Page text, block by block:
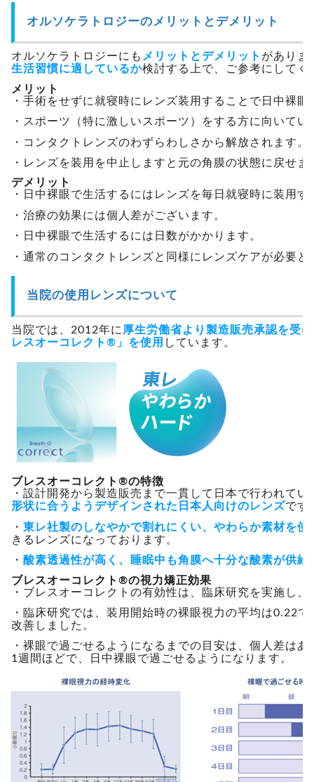
オルソケラトロジーのメリットとデメリット
オルソケラトロジーにも メリットとデメリット がありま
生活習慣に適しているか検討する上で、ご参考にしてく
メリット
・手術をせずに就寝時にレンズ装用することで日中裸
・スポーツ（特に激しいスポーツ）をする方に向いてい
・コンタクトレンズのわずらわしさから解放されます。
・レンズを装用を中止しますと元の角膜の状態に戻せま
デメリット
・日中裸眼で生活するにはレンズを毎日就寝時に装用
・治療の効果には個人差がございます。
・日中裸眼で生活するには日数がかかります。
・通常のコンタクトレンズと同様にレンズケアが必要と
当院の使用レンズについて
当院では、2012年に厚生労働省より製造販売承認を受
レスオーコレクト®」を使用 しています。
ブレスオーコレクト®の特徴
・設計開発から製造販売まで一貫して日本で行われてい
形状に合うようデザインされた日本人向けのレンズです
・ 東レ社製のしなやかで割れにくい、やわらか素材を使
きるレンズになっております。
・ 酸素透過性が高く、睡眠中も角膜へ十分な酸素が供給
ブレスオーコレクト®の視力矯正効果
・ブレスオーコレクトの有効性は、臨床研究を実施し
・臨床研究では、装用開始時の裸眼視力の平均は0.22
改善しました。
・裸眼で過ごせるようになるまでの目安は、個人差は
1週間ほどで、日中裸眼で過ごせるようになります。